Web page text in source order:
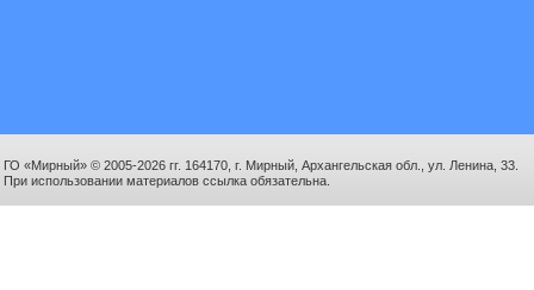
ГО «Мирный» © 2005-2026 гг. 164170, г. Мирный, Архангельская обл., ул. Ленина, 33.
При использовании материалов ссылка обязательна.